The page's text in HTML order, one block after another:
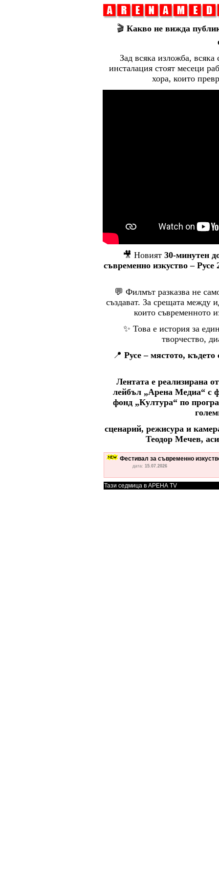
🎬 Какво не вижда
Зад всяка изложба,
инсталация стоят месеци
хора, които
🎥 Новият 30-минутен
съвременно изкуство – Русе
💬 Филмът разказва не
създават. За срещата между
които съвременното
✨ Това е история за
творчество,
📍 Русе – мястото,
Лентата е реализирана
лейбъл „Арена Медиа“ с
фонд „Култура“ по
сценарий, режисура и
Теодор Мечев,
Фестивал за съвременно
дата: 15.07.2026
Тази седмица в АРЕНА TV